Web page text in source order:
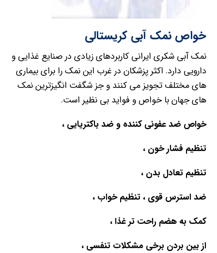
خواص نمک آبی کریستالی
نمک آبی شکری ایرانی کاربردهای زیادی در صنایع غذایی و
دارویی دارد. اکثر پزشکان در غرب این نمک را برای بیماری
های مختلف تجویز می کنند و جز شگفت انگیزترین نمک
های جهان با خواص و فواید بی نظیر است.
خواص ضد عفونی کننده و ضد باکتریایی ،
تنظیم فشار خون ،
تنظیم تعادل بدن ،
ضد استرس قوی ، تنظیم خواب ،
کمک به هضم راحت تر غذا ،
از بین بردن برخی مشکلات تنفسی ،